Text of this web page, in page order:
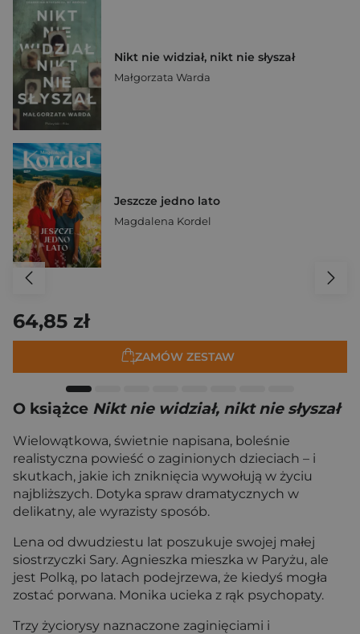
Nikt nie widział, nikt nie słyszał
Małgorzata Warda
Jeszcze jedno lato
Magdalena Kordel
64,85 zł
ZAMÓW ZESTAW
O książce Nikt nie widział, nikt nie słyszał
Wielowątkowa, świetnie napisana, boleśnie
realistyczna powieść o zaginionych dzieciach – i
skutkach, jakie ich zniknięcia wywołują w życiu
najbliższych. Dotyka spraw dramatycznych w
delikatny, ale wyrazisty sposób.
Lena od dwudziestu lat poszukuje swojej małej
siostrzyczki Sary. Agnieszka mieszka w Paryżu, ale
jest Polką, po latach podejrzewa, że kiedyś mogła
zostać porwana. Monika ucieka z rąk psychopaty.
Trzy życiorysy naznaczone zaginięciami i